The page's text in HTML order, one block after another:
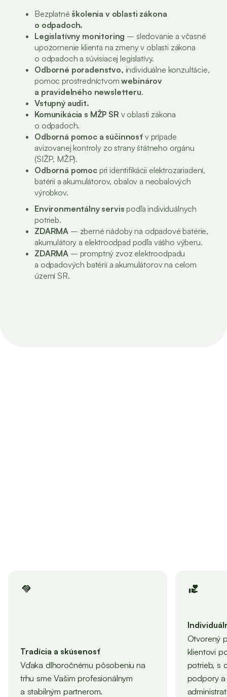
Bezplatné školenia v oblasti zákona
o odpadoch.
Legislatívny monitoring – sledovanie a včasné
upozornenie klienta na zmeny v oblasti zákona
o odpadoch a súvisiacej legislatívy.
Odborné poradenstvo, individuálne konzultácie,
pomoc prostredníctvomwebinárov
a pravidelného newsletteru.
Vstupný audit.
Komunikácia s MŽP SR v oblasti zákona
o odpadoch.
Odborná pomoc a súčinnosť v prípade
avizovanej kontroly zo strany štátneho orgánu
(SIŽP, MŽP).
Odborná pomocpri identifikácii elektrozariadení,
batérií a akumulátorov, obalov a neobalových
výrobkov.
Environmentálny servis podľa individuálnych
potrieb.
ZDARMA – zberné nádoby na odpadové batérie,
akumulátory a elektroodpad podľa vášho výberu.
ZDARMA – promptný zvoz elektroodpadu
a odpadových batérií a akumulátorov na celom
území SR.
handshake
Tradícia a skúsenosť
Vďaka dlhoročnému pôsobeniu na
trhu sme Vašim profesionálnym
a stabilným partnerom.
volunteer_activism
Otvorený
klientovi
potrieb, s
podpory a